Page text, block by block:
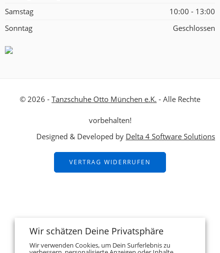
Samstag
10:00 - 13:00
Sonntag
Geschlossen
© 2026 - Tanzschuhe Otto München e.K. - Alle Rechte
vorbehalten!
Designed & Developed by Delta 4 Software Solutions
VERTRAG WIDERRUFEN
Wir schätzen Deine Privatsphäre
Wir verwenden Cookies, um Dein Surferlebnis zu